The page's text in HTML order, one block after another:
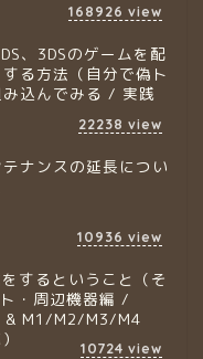
168926 view
、3DSのゲームを配
る方法（自分で偽ト
み込んでみる / 実践
22238 view
ナンスの延長につい
10936 view
するということ（そ
・周辺機器編 /
M1/M2/M3/M4
10724 view